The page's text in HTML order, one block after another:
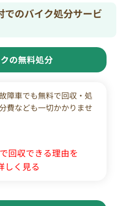
でのバイク処分サービ
の無料処分
障車でも無料で回収・処
費なども一切かかりませ
回収できる理由を
しく見る